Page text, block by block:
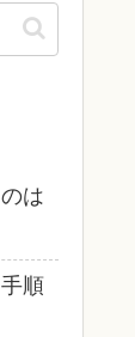
は
順